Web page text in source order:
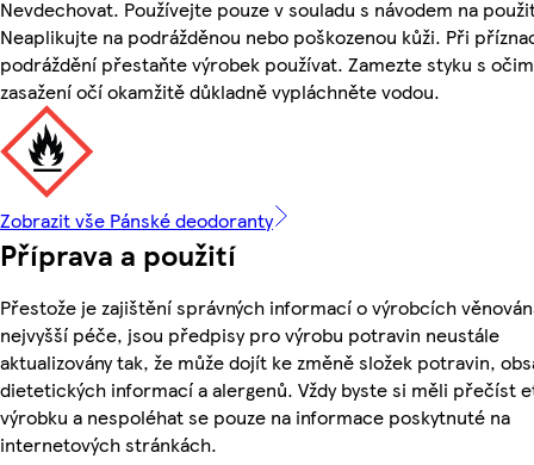
Nevdechovat. Používejte pouze v souladu s návodem na
Neaplikujte na podrážděnou nebo poškozenou kůži. Při
podráždění přestaňte výrobek používat. Zamezte styku s
zasažení očí okamžitě důkladně vypláchněte vodou.
Zobrazit vše Pánské deodoranty
Příprava a použití
Přestože je zajištění správných informací o výrobcích
nejvyšší péče, jsou předpisy pro výrobu potravin neustále
aktualizovány tak, že může dojít ke změně složek potravin,
dietetických informací a alergenů. Vždy byste si měli přečíst
výrobku a nespoléhat se pouze na informace poskytnuté na
internetových stránkách.